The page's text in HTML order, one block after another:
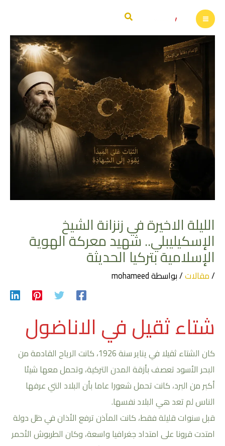
تخطي
إلى
المحتوى
البحث
الليلة اﻻخيرة في زنزانة الشيخ
الإسكيليبلي.. شهيد معركة الهوية
الإسلامية بتركيا الحديثة
/مقالات/ بواسطةmohameed
شتاء ثقيل في اﻻناضول
كان الشتاء ثقيلا في يناير سنة 1926، كانت الرياح القادمة من
البحر الأسود تعصف بأزقة المدن التركية، وتحمل معها شيئا
أكبر من البرد، كانت تحمل شعورا عاما بأن البلاد التي عرفها
الناس لم تعد هي البلاد نفسها.
قبل سنوات قليلة فقط، كانت المآذن ترفع الأذان في ظل دولة
امتدت قرونا على امتداد جغرافيا واسعة، وكان الطربوش الأحمر